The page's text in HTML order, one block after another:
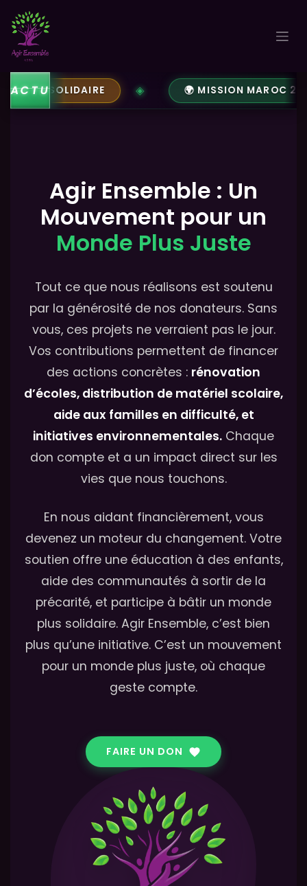
ACTUSOLIDAIRE 🌍 MISSION MAROC 2026
Agir Ensemble : Un
Mouvement pour un
Monde Plus Juste
Tout ce que nous réalisons est soutenu
par la générosité de nos donateurs. Sans
vous, ces projets ne verraient pas le jour.
Vos contributions permettent de financer
des actions concrètes : rénovation
d’écoles, distribution de matériel scolaire,
aide aux familles en difficulté, et
initiatives environnementales. Chaque
don compte et a un impact direct sur les
vies que nous touchons.
En nous aidant financièrement, vous
devenez un moteur du changement. Votre
soutien offre une éducation à des enfants,
aide des communautés à sortir de la
précarité, et participe à bâtir un monde
plus solidaire. Agir Ensemble, c’est bien
plus qu’une initiative. C’est un mouvement
pour un monde plus juste, où chaque
geste compte.
FAIRE UN DON